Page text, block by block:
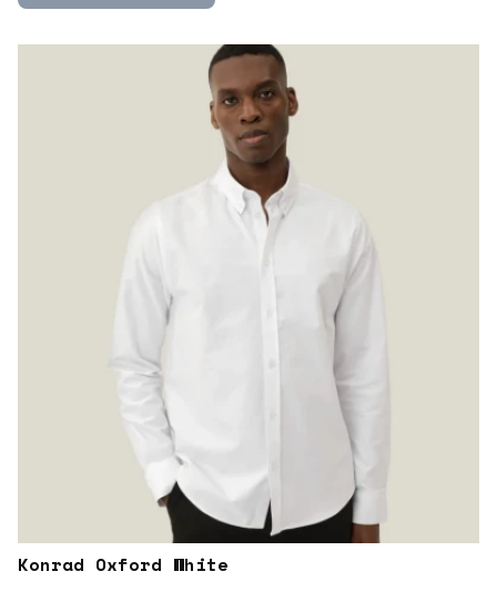
Konrad Oxford White